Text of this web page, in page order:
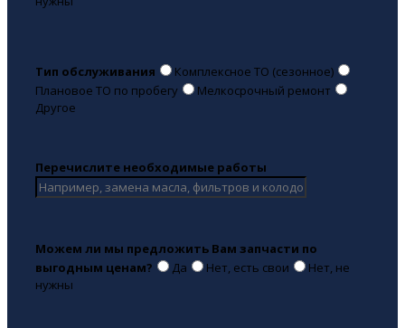
Тип обслуживания
Комплексное ТО (сезонное)
Плановое ТО по пробегу
Мелкосрочный ремонт
Другое
Перечислите необходимые работы
Можем ли мы предложить Вам запчасти по
выгодным ценам?
Да Нет, есть свои
Нет, не
нужны